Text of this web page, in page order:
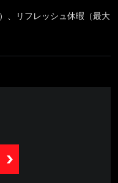
、リフレッシュ休暇（最大